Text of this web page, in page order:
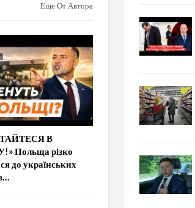
Еще От Автора
В
Польща різко
до українських